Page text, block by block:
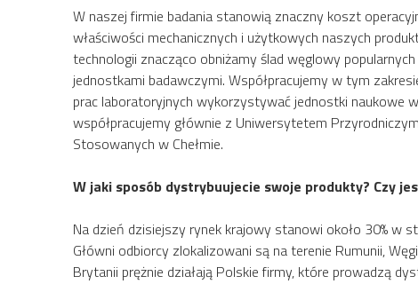
W naszej firmie badania stanowią znaczny koszt
właściwości mechanicznych i użytkowych naszych
technologii znacząco obniżamy ślad węglowy
jednostkami badawczymi. Współpracujemy w tym
prac laboratoryjnych wykorzystywać jednostki naukowe
współpracujemy głównie z Uniwersytetem
Stosowanych w Chełmie.
W jaki sposób dystrybuujecie swoje produkty? Czy
Na dzień dzisiejszy rynek krajowy stanowi około 30% w
Główni odbiorcy zlokalizowani są na terenie Rumunii,
Brytanii prężnie działają Polskie firmy, które prowadzą